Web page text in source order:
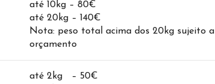
até 10kg – 80€
até 20kg – 140€
Nota: peso total acima dos 20kg sujeito a
orçamento
até 2kg – 50€